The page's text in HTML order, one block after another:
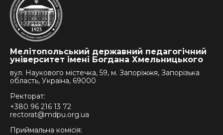
Мелітопольський державний педагогічний
університет імені Богдана Хмельницького
вул. Наукового містечка, 59, м. Запоріжжя, Запорізька
область, Україна, 69000
Ректорат:
+380 96 216 13 72
rectorat@mdpu.org.ua
Приймальна комісія: